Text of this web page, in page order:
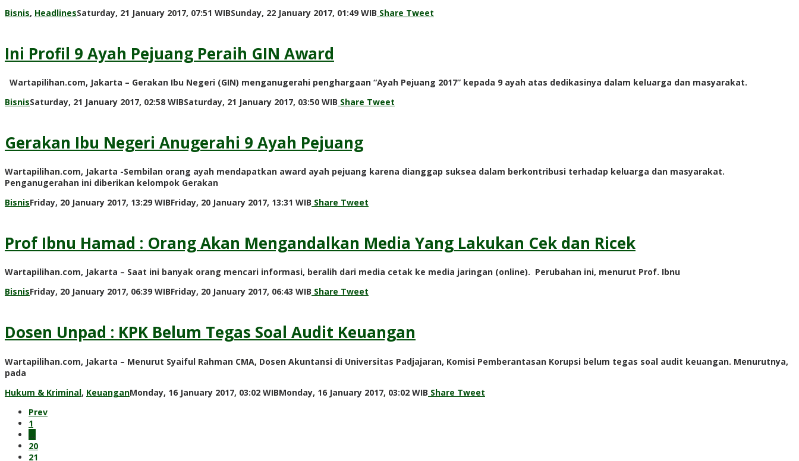
Bisnis, HeadlinesSaturday, 21 January 2017, 07:51 WIBSunday, 22 January 2017, 01:49 WIB by
Share Tweet
Ini Profil 9 Ayah Pejuang Peraih GIN Award
Wartapilihan.com, Jakarta – Gerakan Ibu Negeri (GIN) menganugerahi penghargaan “Ayah Pejuang 2017” kepada 9 ayah atas dedikasinya dalam keluarga dan masyarakat.
BisnisSaturday, 21 January 2017, 02:58 WIBSaturday, 21 January 2017, 03:50 WIB by
Share Tweet
Gerakan Ibu Negeri Anugerahi 9 Ayah Pejuang
Wartapilihan.com, Jakarta -Sembilan orang ayah mendapatkan award ayah pejuang karena dianggap suksea dalam berkontribusi terhadap keluarga dan masyarakat.
Penganugerahan ini diberikan kelompok Gerakan
BisnisFriday, 20 January 2017, 13:29 WIBFriday, 20 January 2017, 13:31 WIB by
Share Tweet
Prof Ibnu Hamad : Orang Akan Mengandalkan Media Yang Lakukan Cek dan Ricek
Wartapilihan.com, Jakarta – Saat ini banyak orang mencari informasi, beralih dari media cetak ke media jaringan (online). Perubahan ini, menurut Prof. Ibnu
BisnisFriday, 20 January 2017, 06:39 WIBFriday, 20 January 2017, 06:43 WIB by
Share Tweet
Dosen Unpad : KPK Belum Tegas Soal Audit Keuangan
Wartapilihan.com, Jakarta – Menurut Syaiful Rahman CMA, Dosen Akuntansi di Universitas Padjajaran, Komisi Pemberantasan Korupsi belum tegas soal audit keuangan. Menurutnya,
pada
Hukum & Kriminal, KeuanganMonday, 16 January 2017, 03:02 WIBMonday, 16 January 2017, 03:02 WIB by
Share Tweet
Prev
1
…
20
21